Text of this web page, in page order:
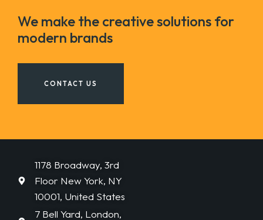
We make the creative solutions for
modern brands
CONTACT US
1178 Broadway, 3rd
Floor New York, NY
10001, United States
7 Bell Yard, London,